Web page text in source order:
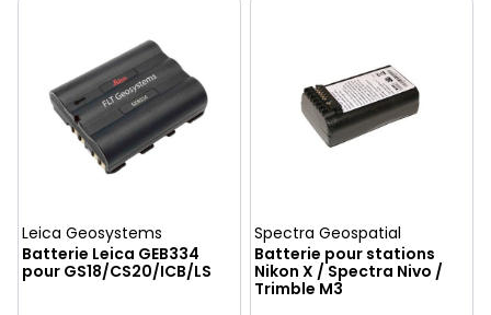
Leica Geosystems
Batterie Leica GEB334
pour GS18/CS20/ICB/LS
Spectra Geospatial
Batterie pour stations
Nikon X / Spectra Nivo /
Trimble M3